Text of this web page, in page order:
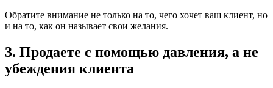
Обратите внимание не только на то, чего хочет ваш клиент, но
и на то, как он называет свои желания.
3. Продаете с помощью давления, а не
убеждения клиента